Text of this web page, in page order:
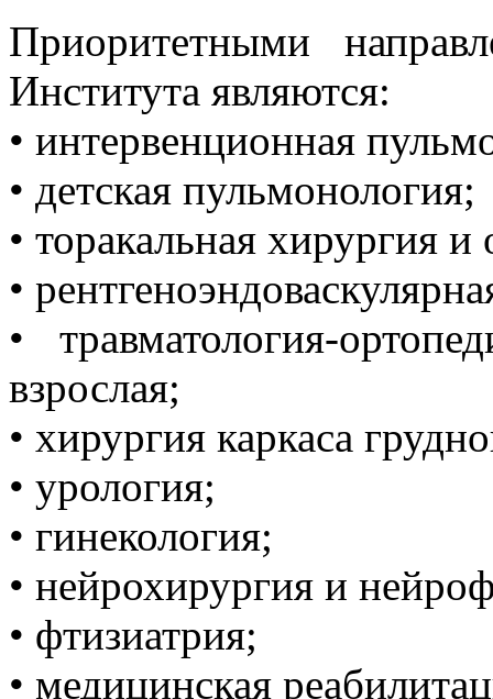
Приоритетными
Института являются:
• интервенционная
• детская пульмонология;
• торакальная хирургия и
•
• травматология-
взрослая;
• хирургия каркаса
• урология;
• гинекология;
• нейрохирургия и
• фтизиатрия;
• медицинская